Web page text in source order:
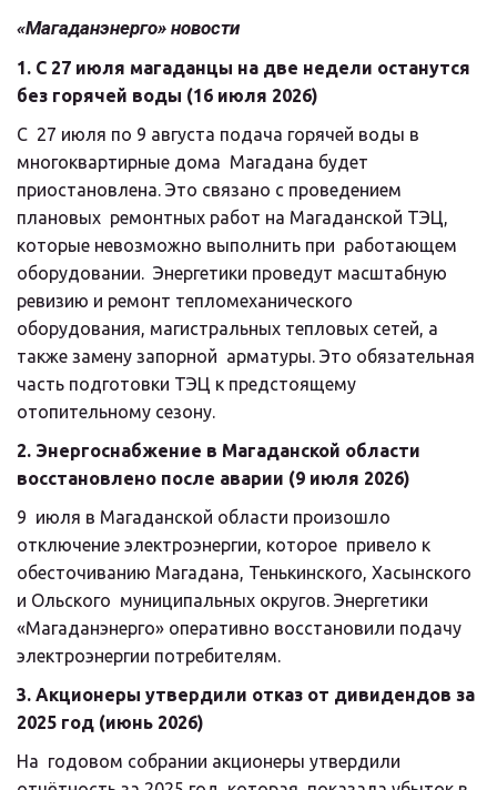
«Магаданэнерго» новости
1. С 27 июля магаданцы на две недели останутся
без горячей воды (16 июля 2026)
С  27 июля по 9 августа подача горячей воды в
многоквартирные дома  Магадана будет
приостановлена. Это связано с проведением
плановых  ремонтных работ на Магаданской ТЭЦ,
которые невозможно выполнить при  работающем
оборудовании.  Энергетики проведут масштабную
ревизию и ремонт тепломеханического
оборудования, магистральных тепловых сетей, а
также замену запорной  арматуры. Это обязательная
часть подготовки ТЭЦ к предстоящему
отопительному сезону.
2. Энергоснабжение в Магаданской области
восстановлено после аварии (9 июля 2026)
9  июля в Магаданской области произошло
отключение электроэнергии, которое  привело к
обесточиванию Магадана, Тенькинского, Хасынского
и Ольского  муниципальных округов. Энергетики
«Магаданэнерго» оперативно восстановили подачу
электроэнергии потребителям.
3. Акционеры утвердили отказ от дивидендов за
2025 год (июнь 2026)
На  годовом собрании акционеры утвердили